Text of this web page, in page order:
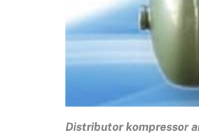
Distributor kompressor